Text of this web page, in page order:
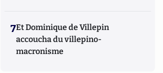
7Et Dominique de Villepin
accoucha du villepino-
macronisme